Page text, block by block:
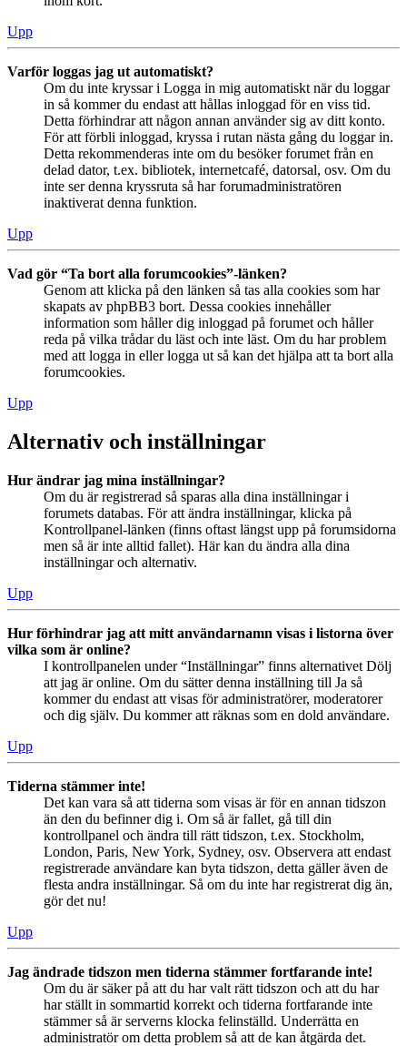
Upp
Varför loggas jag ut automatiskt?
Om du inte kryssar i Logga in mig automatiskt när du loggar
in så kommer du endast att hållas inloggad för en viss tid.
Detta förhindrar att någon annan använder sig av ditt konto.
För att förbli inloggad, kryssa i rutan nästa gång du loggar in.
Detta rekommenderas inte om du besöker forumet från en
delad dator, t.ex. bibliotek, internetcafé, datorsal, osv. Om du
inte ser denna kryssruta så har forumadministratören
inaktiverat denna funktion.
Upp
Vad gör “Ta bort alla forumcookies”-länken?
Genom att klicka på den länken så tas alla cookies som har
skapats av phpBB3 bort. Dessa cookies innehåller
information som håller dig inloggad på forumet och håller
reda på vilka trådar du läst och inte läst. Om du har problem
med att logga in eller logga ut så kan det hjälpa att ta bort alla
forumcookies.
Upp
Alternativ och inställningar
Hur ändrar jag mina inställningar?
Om du är registrerad så sparas alla dina inställningar i
forumets databas. För att ändra inställningar, klicka på
Kontrollpanel-länken (finns oftast längst upp på forumsidorna
men så är inte alltid fallet). Här kan du ändra alla dina
inställningar och alternativ.
Upp
Hur förhindrar jag att mitt användarnamn visas i listorna över
vilka som är online?
I kontrollpanelen under “Inställningar” finns alternativet Dölj
att jag är online. Om du sätter denna inställning till Ja så
kommer du endast att visas för administratörer, moderatorer
och dig själv. Du kommer att räknas som en dold användare.
Upp
Tiderna stämmer inte!
Det kan vara så att tiderna som visas är för en annan tidszon
än den du befinner dig i. Om så är fallet, gå till din
kontrollpanel och ändra till rätt tidszon, t.ex. Stockholm,
London, Paris, New York, Sydney, osv. Observera att endast
registrerade användare kan byta tidszon, detta gäller även de
flesta andra inställningar. Så om du inte har registrerat dig än,
gör det nu!
Upp
Jag ändrade tidszon men tiderna stämmer fortfarande inte!
Om du är säker på att du har valt rätt tidszon och att du har
har ställt in sommartid korrekt och tiderna fortfarande inte
stämmer så är serverns klocka felinställd. Underrätta en
administratör om detta problem så att de kan åtgärda det.